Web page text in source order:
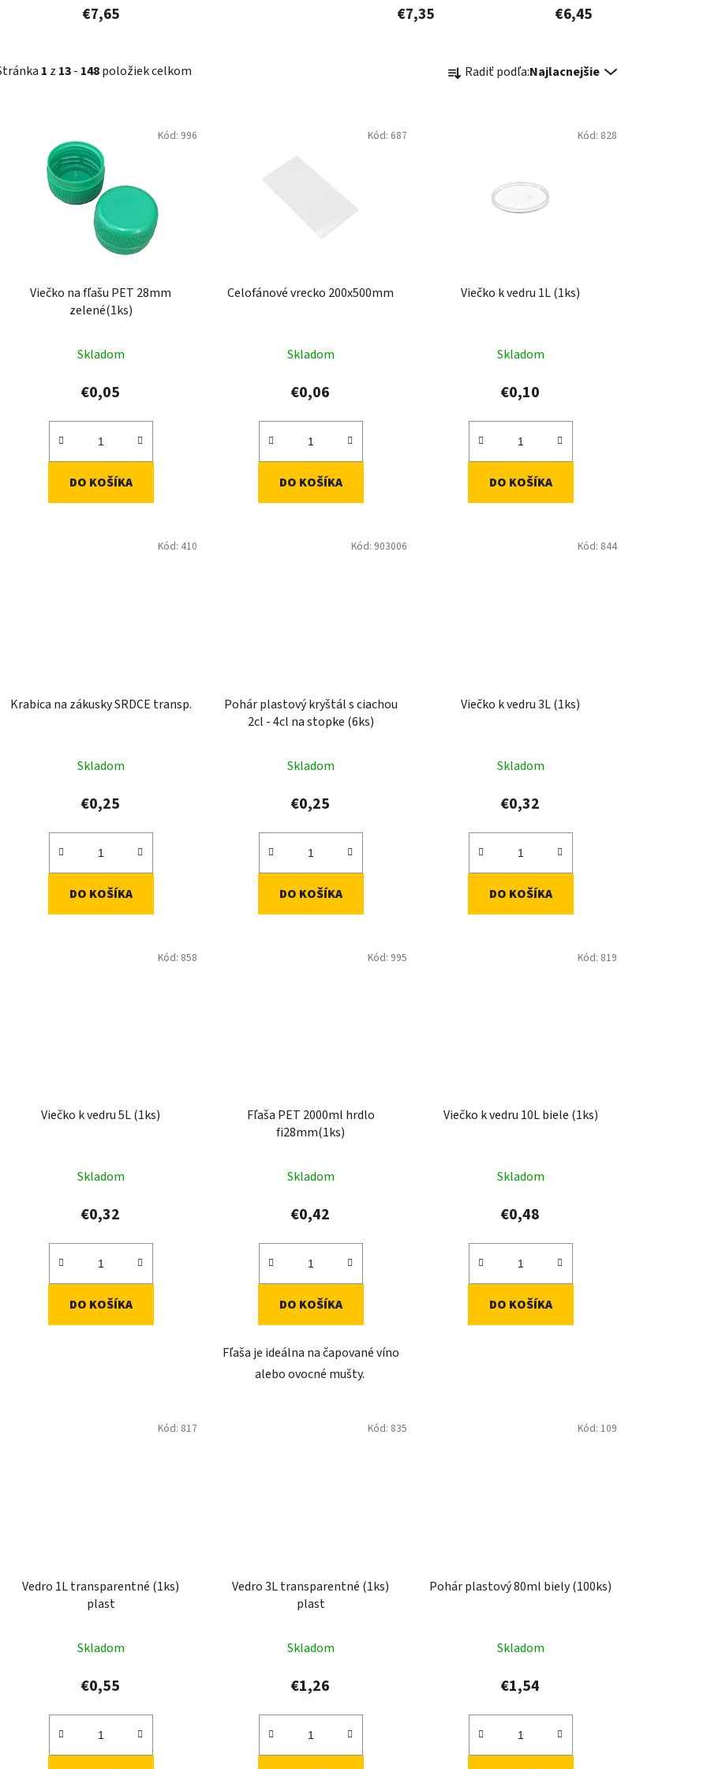
€7,65 €7,35 €6,45
1 z 13- 148položiek celkom
a Radiť podľa:Najlacnejšie
Viečko na fľašu PET 28mm
zelené(1ks)
Skladom
€0,05
DO KOŠÍKA
Kód: 996
Celofánové vrecko 200x500mm
Skladom
€0,06
DO KOŠÍKA
Kód: 687
Viečko k vedru 1L (1ks)
Skladom
€0,10
DO KOŠÍKA
Kód: 828
Krabica na zákusky SRDCE transp.
Skladom
€0,25
DO KOŠÍKA
Kód: 410
Pohár plastový kryštál s ciachou
2cl - 4cl na stopke (6ks)
Skladom
€0,25
DO KOŠÍKA
Kód: 903006
Viečko k vedru 3L (1ks)
Skladom
€0,32
DO KOŠÍKA
Kód: 844
Viečko k vedru 5L (1ks)
Skladom
€0,32
DO KOŠÍKA
Kód: 858
Fľaša PET 2000ml hrdlo
fi28mm(1ks)
Skladom
€0,42
DO KOŠÍKA
Fľaša je ideálna na čapované víno
alebo ovocné mušty.
Kód: 995
Viečko k vedru 10L biele (1ks)
Skladom
€0,48
DO KOŠÍKA
Kód: 819
Vedro 1L transparentné (1ks)
plast
Skladom
€0,55
Kód: 817
Vedro 3L transparentné (1ks)
plast
Skladom
€1,26
Kód: 835
Pohár plastový 80ml biely (100ks)
Skladom
€1,54
Kód: 109